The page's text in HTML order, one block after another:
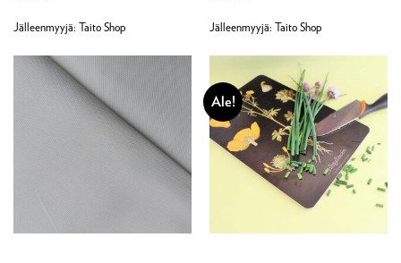
Jälleenmyyjä: Taito Shop Jälleenmyyjä: Taito Shop
Ale!